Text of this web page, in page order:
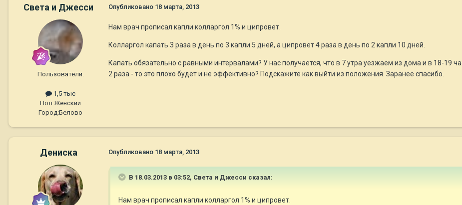
Света и Джесси
Пользователи.
1,5 тыс
Пол:Женский
Город:Белово
Опубликовано 18 марта, 2013
Нам врач прописал капли колларгол 1% и ципровет.
Колларгол капать 3 раза в день по 3 капли 5 дней, а ципровет 4 раза в день по 2 капли 10 дней.
Капать обязательно с равными интервалами? У нас получается, что в 7 утра уезжаем из дома и в 18-19
2 раза - то это плохо будет и не эффективно? Подскажите как выйти из положения. Заранее спасибо.
Дениска Опубликовано 18 марта, 2013
В 18.03.2013 в 03:52, Света и Джесси сказал:
Нам врач прописал капли колларгол 1% и ципровет.